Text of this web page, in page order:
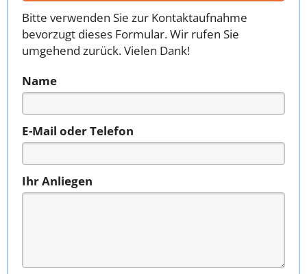
Bitte verwenden Sie zur Kontaktaufnahme
bevorzugt dieses Formular. Wir rufen Sie
umgehend zurück. Vielen Dank!
Name
E-Mail oder Telefon
Ihr Anliegen